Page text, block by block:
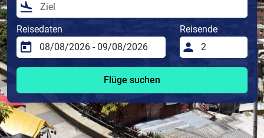
Reisedaten Reisende
Flüge suchen